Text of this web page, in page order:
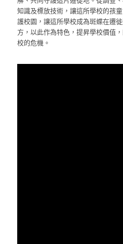
知識及標放技術，讓這所學校的孩
護校園，讓這所學校成為斑蝶在遷
方，以此作為特色，提昇學校價值
校的危機。